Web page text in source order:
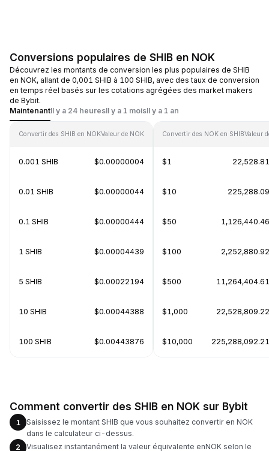
Conversions populaires de SHIB en NOK
Découvrez les montants de conversion les plus populaires de SHIB
en NOK, allant de 0,001 SHIB à 100 SHIB, avec des taux de conversion
en temps réel basés sur les cotations agrégées des market makers
de Bybit.
MaintenantIl y a 24 heuresIl y a 1 moisIl y a 1 an
Convertir des SHIB en NOKValeur de NOK
0.001 SHIB $0.00000004
0.01 SHIB $0.00000044
0.1 SHIB $0.00000444
1 SHIB $0.00004439
5 SHIB $0.00022194
10 SHIB $0.00044388
100 SHIB $0.00443876
Convertir des NOK en SHIBValeur
$1
$10
$50
$100
$500
$1,000
$10,000
Comment convertir des SHIB en NOK sur Bybit
1
Saisissez le montant SHIB que vous souhaitez convertir en NOK
dans le calculateur ci-dessus.
2
Visualisez instantanément la valeur équivalente enNOK selon le